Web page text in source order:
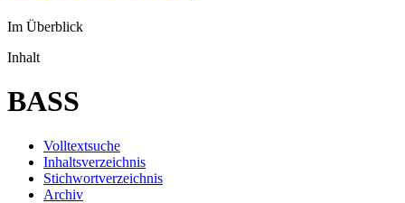
Im Überblick
Inhalt
BASS
Volltextsuche
Inhaltsverzeichnis
Stichwortverzeichnis
Archiv